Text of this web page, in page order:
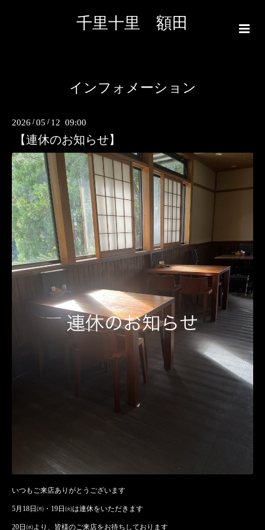
千里十里 額田
インフォメーション
2026 /05 / 12 09:00
【連休のお知らせ】
いつもご来店ありがとうございます
5月18日㈪・19日㈫は連休をいただきます
20日㈬より、皆様のご来店をお待ちしております